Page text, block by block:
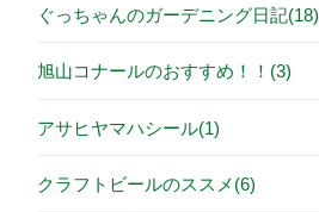
ぐっちゃんのガーデニング日記(18)
旭山コナールのおすすめ！！(3)
アサヒヤマハシール(1)
クラフトビールのススメ(6)